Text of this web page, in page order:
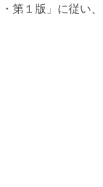
第１版」に従い、